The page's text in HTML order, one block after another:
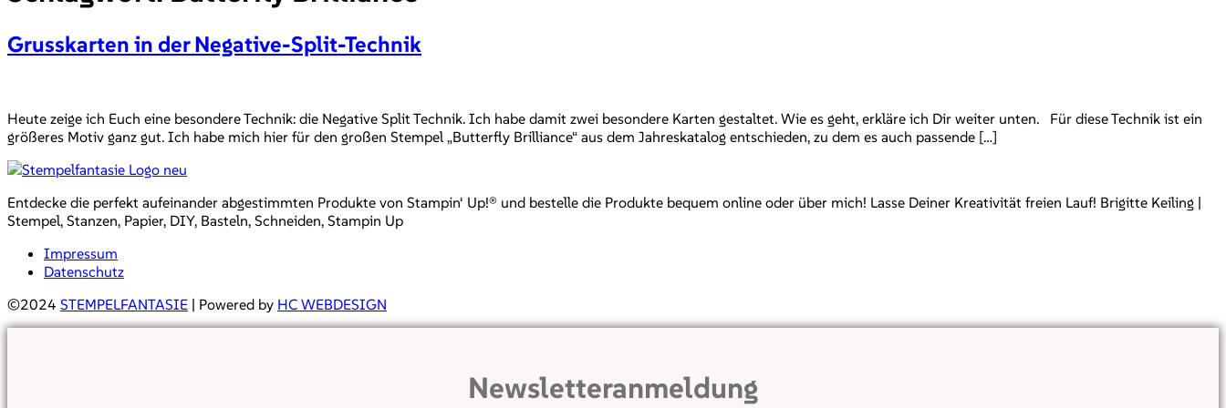
Grusskarten in der Negative-Split-Technik
Heute zeige ich Euch eine besondere Technik: die Negative Split Technik. Ich habe damit zwei besondere Karten gestaltet. Wie es geht, erkläre ich Dir weiter unten. Für diese Technik ist ein
größeres Motiv ganz gut. Ich habe mich hier für den großen Stempel „Butterfly Brilliance“ aus dem Jahreskatalog entschieden, zu dem es auch passende […]
Entdecke die perfekt aufeinander abgestimmten Produkte von Stampin‘ Up!® und bestelle die Produkte bequem online oder über mich! Lasse Deiner Kreativität freien Lauf! Brigitte Keiling |
Stempel, Stanzen, Papier, DIY, Basteln, Schneiden, Stampin Up
Impressum
Datenschutz
©2024 STEMPELFANTASIE | Powered by HC WEBDESIGN
Newsletteranmeldung